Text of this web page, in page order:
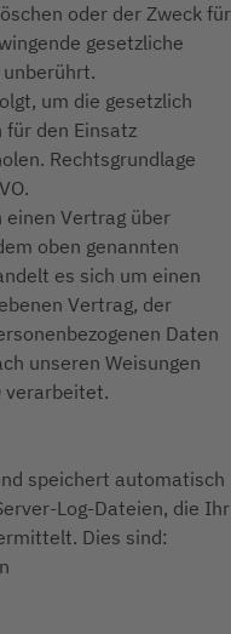
oder der Zweck für
gesetzliche
um die gesetzlich
für den Einsatz
Rechtsgrundlage
Vertrag über
oben genannten
es sich um einen
Vertrag, der
Daten
unseren Weisungen
verarbeitet.
speichert automatisch
Log-Dateien, die Ihr
Dies sind: